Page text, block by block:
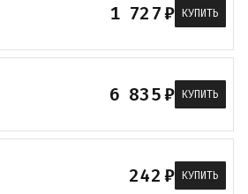
1 727₽ КУПИТЬ
6 835₽ КУПИТЬ
242₽ КУПИТЬ